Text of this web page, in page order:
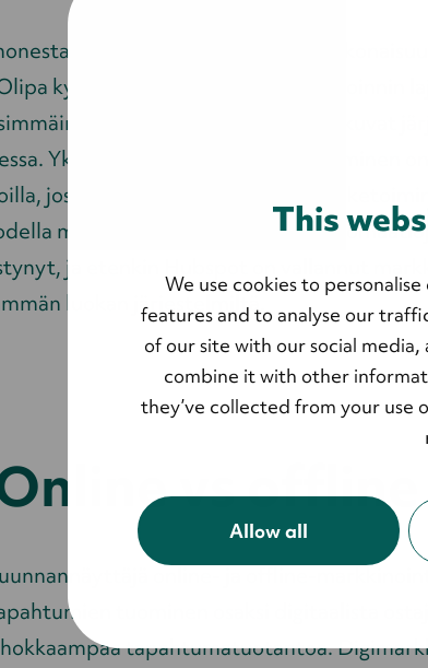
This
We use cookies to
features and to analyse our
of our site with our social
combine it with other
they’ve collected from your use
Allow all
eri osa-alueesta koostuva
kyseessä mikä tahansa markkinoinnin
askel siihen, että liidit liikkuvat
Yksittäisen kontaktin ymmärtäminen on
jossa yhden henkilön vaikutus
merkittävä. Markkinoinnin
ja etenkin Hubspot on vallannut
luokan järjestelmiltä.
vs offline
online- ja offline-
tuominen osaksi digitaalista
tapahtumatuotantoa.